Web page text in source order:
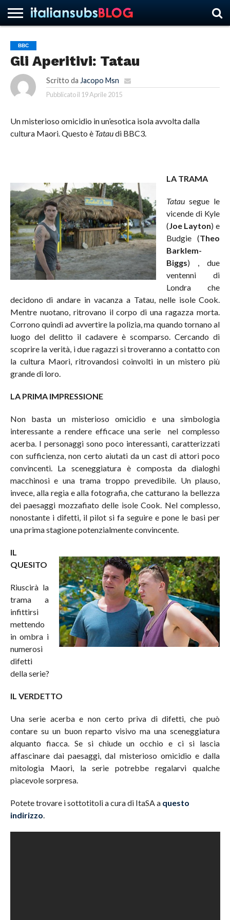
HOME
NEWS
ASCOLTI
RECENSIONI
INTERVISTE
CURIOSITÀ
CHI
SIAMO
CONTATTACI
FORUM
ITALIANSUBS
BBC
Gli Aperitivi: Tatau
Scritto da Jacopo Msn
Pubblicato il 19 Aprile 2015
Un misterioso omicidio in un’esotica isola avvolta dalla
cultura Maori. Questo è Tataudi BBC3.
LA TRAMA
Tatausegue le
vicende di Kyle
(Joe Layton) e
Budgie (Theo
Barklem-
Biggs) , due
ventenni di
Londra che
decidono di andare in vacanza a Tatau, nelle isole Cook.
Mentre nuotano, ritrovano il corpo di una ragazza morta.
Corrono quindi ad avvertire la polizia, ma quando tornano al
luogo del delitto il cadavere è scomparso. Cercando di
scoprire la verità, i due ragazzi si troveranno a contatto con
la cultura Maori, ritrovandosi coinvolti in un mistero più
grande di loro.
LA PRIMA IMPRESSIONE
Non basta un misterioso omicidio e una simbologia
interessante a rendere efficace una serie nel complesso
acerba. I personaggi sono poco interessanti, caratterizzati
con sufficienza, non certo aiutati da un cast di attori poco
convincenti. La sceneggiatura è composta da dialoghi
macchinosi e una trama troppo prevedibile. Un plauso,
invece, alla regia e alla fotografia, che catturano la bellezza
dei paesaggi mozzafiato delle isole Cook. Nel complesso,
nonostante i difetti, il pilot si fa seguire e pone le basi per
una prima stagione potenzialmente convincente.
IL
QUESITO
Riuscirà la
trama a
infittirsi
mettendo
in ombra i
numerosi
difetti
della serie?
IL VERDETTO
Una serie acerba e non certo priva di difetti, che può
contare su un buon reparto visivo ma una sceneggiatura
alquanto fiacca. Se si chiude un occhio e ci si lascia
affascinare dai paesaggi, dal misterioso omicidio e dalla
mitologia Maori, la serie potrebbe regalarvi qualche
piacevole sorpresa.
Potete trovare i sottotitoli a cura di ItaSA a questo
indirizzo.